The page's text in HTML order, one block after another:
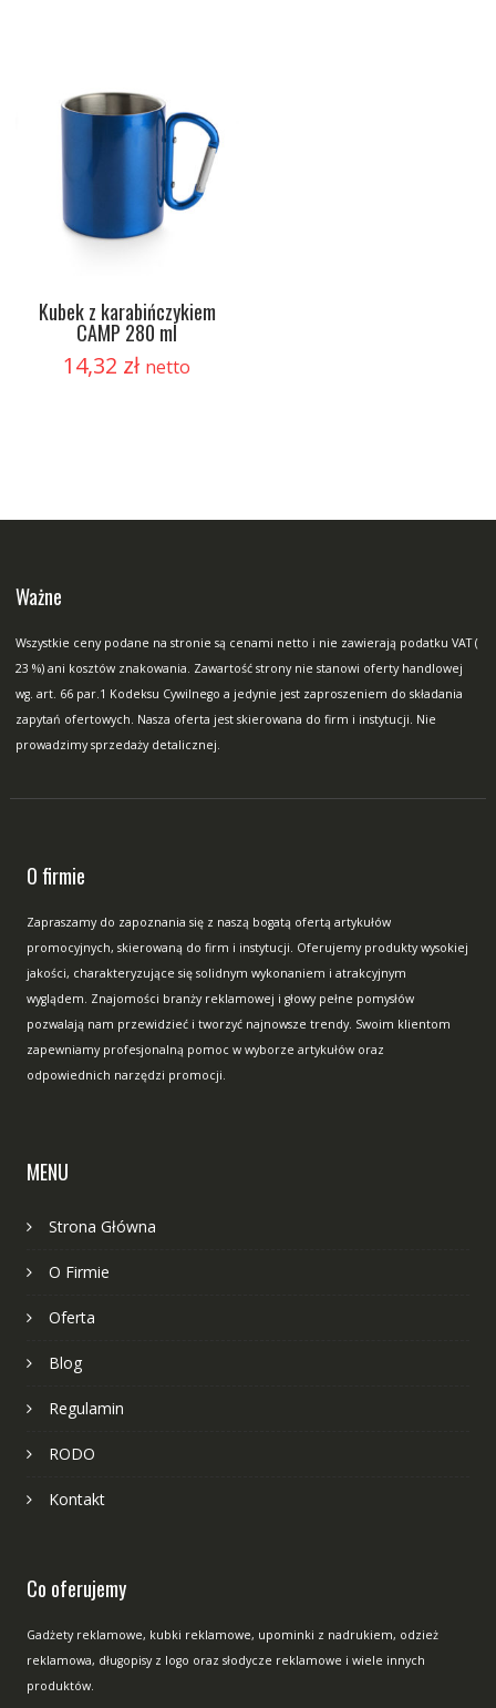
Kubek z karabińczykiem
CAMP 280 ml
14,32 zł netto
Ważne
Wszystkie ceny podane na stronie są cenami netto i nie zawierają podatku VAT (
23 %) ani kosztów znakowania. Zawartość strony nie stanowi oferty handlowej
wg. art. 66 par.1 Kodeksu Cywilnego a jedynie jest zaproszeniem do składania
zapytań ofertowych. Nasza oferta jest skierowana do firm i instytucji. Nie
prowadzimy sprzedaży detalicznej.
O firmie
Zapraszamy do zapoznania się z naszą bogatą ofertą artykułów
promocyjnych, skierowaną do firm i instytucji. Oferujemy produkty wysokiej
jakości, charakteryzujące się solidnym wykonaniem i atrakcyjnym
wyglądem. Znajomości branży reklamowej i głowy pełne pomysłów
pozwalają nam przewidzieć i tworzyć najnowsze trendy. Swoim klientom
zapewniamy profesjonalną pomoc w wyborze artykułów oraz
odpowiednich narzędzi promocji.
MENU
Strona Główna
O Firmie
Oferta
Blog
Regulamin
RODO
Kontakt
Co oferujemy
Gadżety reklamowe, kubki reklamowe, upominki z nadrukiem, odzież
reklamowa, długopisy z logo oraz słodycze reklamowe i wiele innych
produktów.